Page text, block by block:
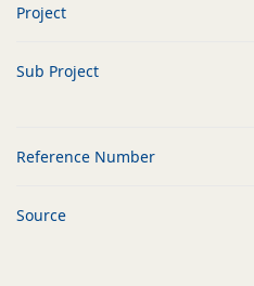
Project
Sub Project
Reference Number
Source